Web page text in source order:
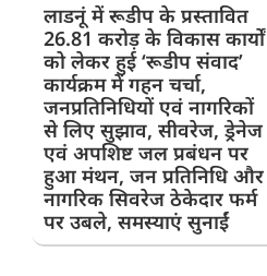
लाडनूं में रूडीप के प्रस्तावित
26.81 करोड़ के विकास कार्यों
को लेकर हुई ‘रूडीप संवाद’
कार्यक्रम में गहन चर्चा,
जनप्रतिनिधियों एवं नागरिकों
से लिए सुझाव, सीवरेज, ड्रेनेज
एवं अपशिष्ट जल प्रबंधन पर
हुआ मंथन, जन प्रतिनिधि और
नागरिक सिवरेज ठेकेदार फर्म
पर उबले, समस्याएं सुनाईं